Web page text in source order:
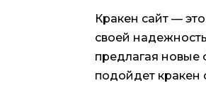
Кракен сайт —
своей
предлагая новые
подойдет кракен